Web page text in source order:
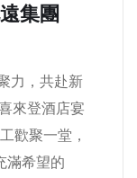
集團
力，共赴新
來登酒店宴
歡聚一堂，
滿希望的